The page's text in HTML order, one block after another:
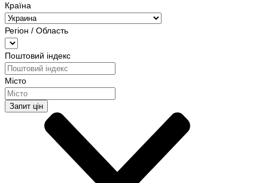
Країна
Регіон / Область
Поштовий індекс
Місто
Запит цін